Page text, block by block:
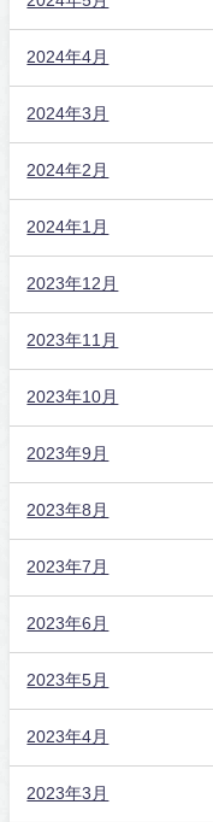
2024年4月
2024年3月
2024年2月
2024年1月
2023年12月
2023年11月
2023年10月
2023年9月
2023年8月
2023年7月
2023年6月
2023年5月
2023年4月
2023年3月